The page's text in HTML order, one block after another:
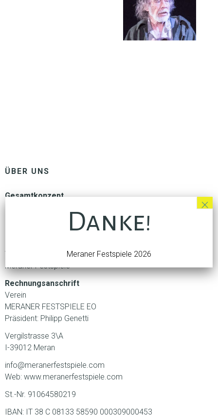
ÜBER UNS
Gesamtkonzept
Webadministration
Meraner Festspiele
Rechnungsanschrift
Verein
MERANER FESTSPIELE EO
Präsident: Philipp Genetti
Vergilstrasse 3\A
I-39012 Meran
info@meranerfestspiele.com
Web: www.meranerfestspiele.com
St.-Nr. 91064580219
IBAN: IT 38 C 08133 58590 000309000453
Danke!
Meraner Festspiele 2026
×